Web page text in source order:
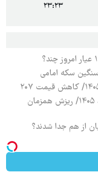
۲۳:۲۳
قیمت محصولات ایران خودرو چهارشنبه ۱۴ مرداد ۱۴۰۵/ ریزش همزمان
از هم جدا شدند؟